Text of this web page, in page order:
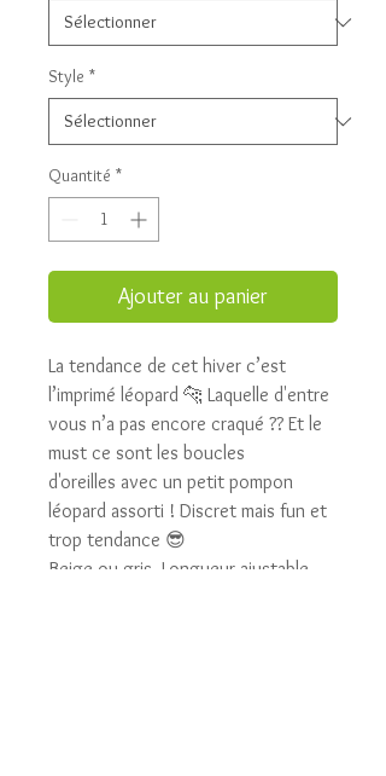
Style *
Quantité *
Ajouter au panier
La tendance de cet hiver c’est
l’imprimé léopard 🐆 Laquelle d'entre
vous n’a pas encore craqué ?? Et le
must ce sont les boucles
d'oreilles avec un petit pompon
léopard assorti ! Discret mais fun et
trop tendance 😎
Beige ou gris. Longueur ajustable.